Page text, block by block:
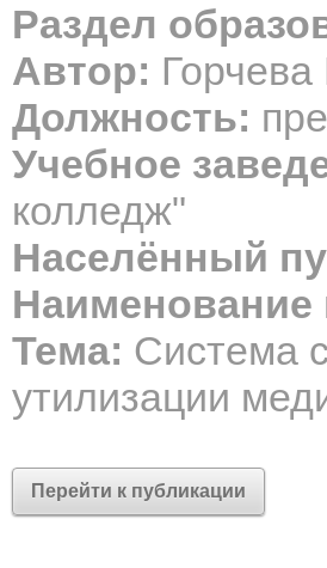
Раздел
Автор:
Должность:
Учебное
колледж"
Населённый
Наименование
Тема: Система
утилизации
Перейти к публикации